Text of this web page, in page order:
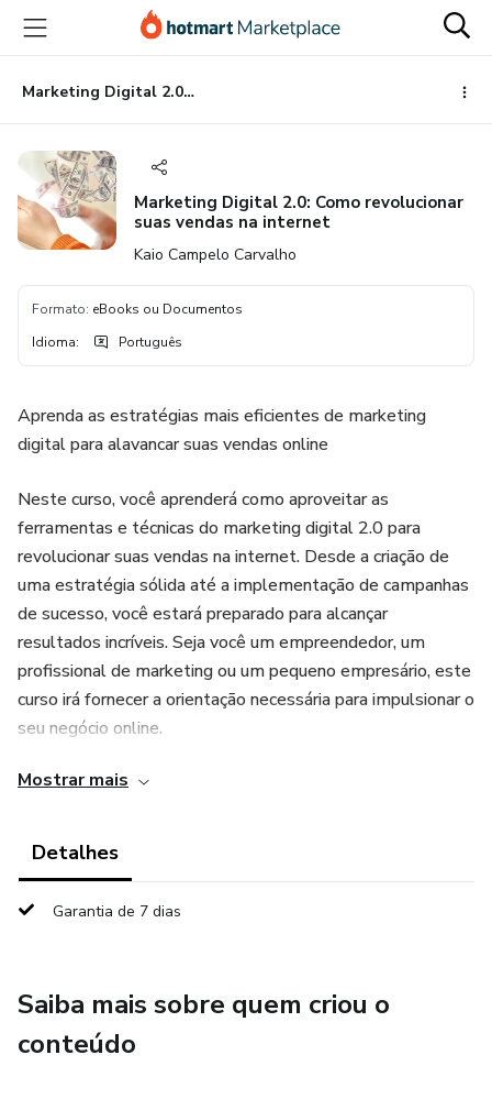
para
conteúdo
principal
para
pagamento
para
rodapé
Marketing Digital 2.0: Como revolucionar suas vendas na internet
Marketing Digital 2.0: Como revolucionar
suas vendas na internet
Kaio Campelo Carvalho
Formato: eBooks ou Documentos
Idioma: Português
Aprenda as estratégias mais eficientes de marketing
digital para alavancar suas vendas online
Neste curso, você aprenderá como aproveitar as
ferramentas e técnicas do marketing digital 2.0 para
revolucionar suas vendas na internet. Desde a criação de
uma estratégia sólida até a implementação de campanhas
de sucesso, você estará preparado para alcançar
resultados incríveis. Seja você um empreendedor, um
profissional de marketing ou um pequeno empresário, este
curso irá fornecer a orientação necessária para impulsionar o
seu negócio online.
Mostrar mais
Detalhes
Garantia de 7 dias
Saiba mais sobre quem criou o
conteúdo